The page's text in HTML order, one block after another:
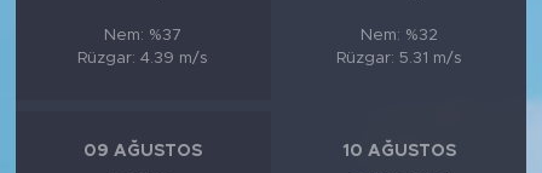
Nem: %37
Rüzgar: 4.39 m/s
Nem: %32
Rüzgar: 5.31 m/s
09 AĞUSTOS 10 AĞUSTOS